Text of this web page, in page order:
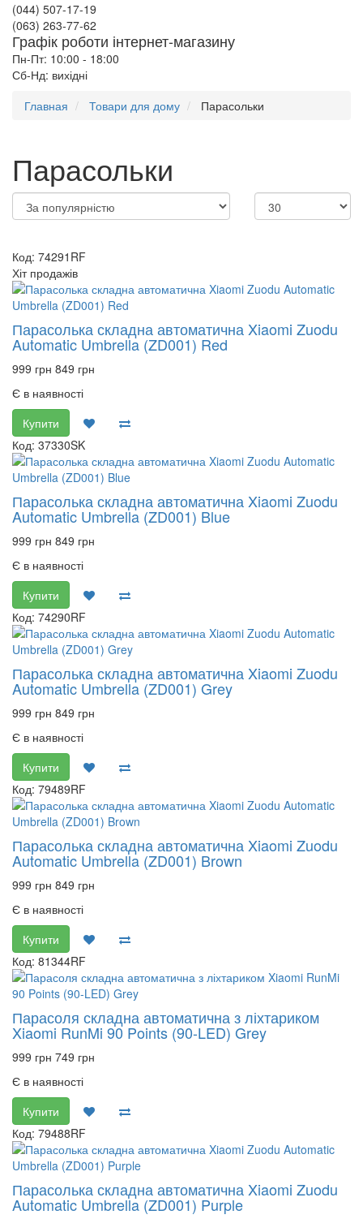
(044) 507-17-19
(063) 263-77-62
Графік роботи інтернет-магазину
Пн-Пт: 10:00 - 18:00
Сб-Нд: вихідні
Главная
Товари для дому Парасольки
Парасольки
Код: 74291RF
Хіт продажів
Парасолька складна автоматична Xiaomi Zuodu
Automatic Umbrella (ZD001) Red
999 грн 849 грн
Є в наявності
Купити
Код: 37330SK
Парасолька складна автоматична Xiaomi Zuodu
Automatic Umbrella (ZD001) Blue
999 грн 849 грн
Є в наявності
Купити
Код: 74290RF
Парасолька складна автоматична Xiaomi Zuodu
Automatic Umbrella (ZD001) Grey
999 грн 849 грн
Є в наявності
Купити
Код: 79489RF
Парасолька складна автоматична Xiaomi Zuodu
Automatic Umbrella (ZD001) Brown
999 грн 849 грн
Є в наявності
Купити
Код: 81344RF
Парасоля складна автоматична з ліхтариком
Xiaomi RunMi 90 Points (90-LED) Grey
999 грн 749 грн
Є в наявності
Купити
Код: 79488RF
Парасолька складна автоматична Xiaomi Zuodu
Automatic Umbrella (ZD001) Purple